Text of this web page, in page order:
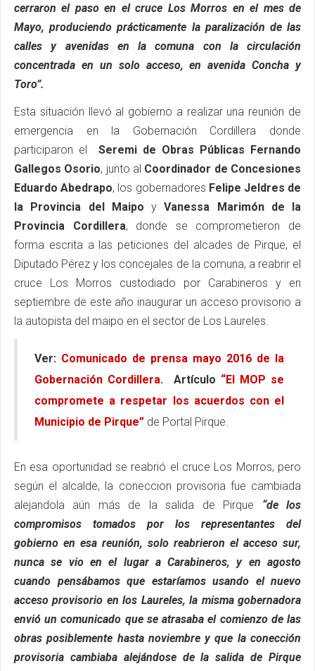
cerraron el paso en el cruce Los Morros en el mes de
Mayo, produciendo prácticamente la paralización de las
calles y avenidas en la comuna con la circulación
concentrada en un solo acceso, en avenida Concha y
Toro”.
Esta situación llevó al gobierno a realizar una reunión de
emergencia en la Gobernación Cordillera donde
participaron el Seremi de Obras Públicas Fernando
Gallegos Osorio, junto al Coordinador de Concesiones
Eduardo Abedrapo, los gobernadores Felipe Jeldres de
la Provincia del Maipo y Vanessa Marimón de la
Provincia Cordillera, donde se comprometieron de
forma escrita a las peticiones del alcades de Pirque, el
Diputado Pérez y los concejales de la comuna, a reabrir el
cruce Los Morros custodiado por Carabineros y en
septiembre de este año inaugurar un acceso provisorio a
la autopista del maipo en el sector de Los Laureles.
Ver: Comunicado de prensa mayo 2016 de la
Gobernación Cordillera. Artículo “El MOP se
compromete a respetar los acuerdos con el
Municipio de Pirque” de Portal Pirque.
En esa oportunidad se reabrió el cruce Los Morros, pero
según el alcalde, la coneccion provisoria fue cambiada
alejandola aún más de la salida de Pirque “de los
compromisos tomados por los representantes del
gobierno en esa reunión, solo reabrieron el acceso sur,
nunca se vio en el lugar a Carabineros, y en agosto
cuando pensábamos que estaríamos usando el nuevo
acceso provisorio en los Laureles, la misma gobernadora
envió un comunicado que se atrasaba el comienzo de las
obras posiblemente hasta noviembre y que la conección
provisoria cambiaba alejándose de la salida de Pirque